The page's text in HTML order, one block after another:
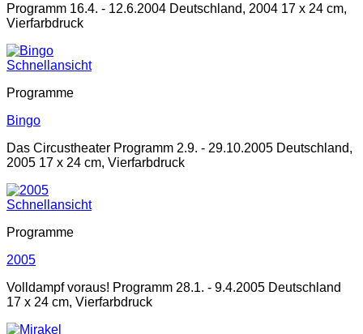
Programm 16.4. - 12.6.2004 Deutschland, 2004 17 x 24 cm,
Vierfarbdruck
Schnellansicht
Programme
Bingo
Das Circustheater Programm 2.9. - 29.10.2005 Deutschland,
2005 17 x 24 cm, Vierfarbdruck
Schnellansicht
Programme
2005
Volldampf voraus! Programm 28.1. - 9.4.2005 Deutschland
17 x 24 cm, Vierfarbdruck